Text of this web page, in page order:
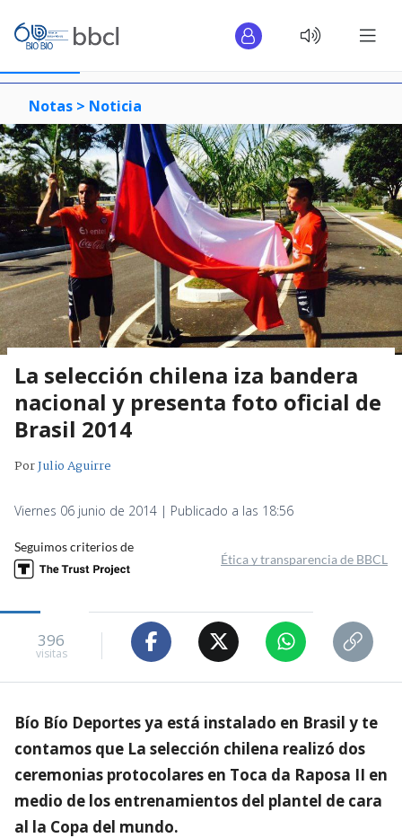
Notas > Noticia
La selección chilena iza bandera
nacional y presenta foto oficial de
Brasil 2014
PorJulio Aguirre
Viernes 06 junio de 2014 | Publicado a las 18:56
Seguimos criterios de
Ética y transparencia de BBCL
396
visitas
Bío Bío Deportes ya está instalado en Brasil y te
contamos que La selección chilena realizó dos
ceremonias protocolares en Toca da Raposa II en
medio de los entrenamientos del plantel de cara
al la Copa del mundo.